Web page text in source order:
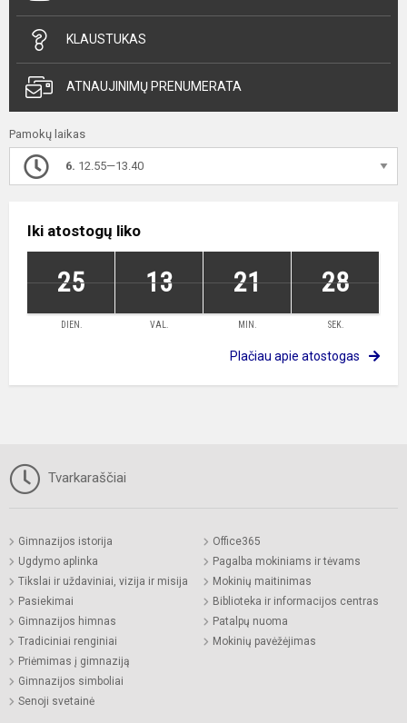
KLAUSTUKAS
ATNAUJINIMŲ PRENUMERATA
Pamokų laikas
6. 12.55—13.40
Iki atostogų liko
25 13 21 28
DIEN. VAL. MIN. SEK.
Plačiau apie atostogas
Tvarkaraščiai
Gimnazijos istorija
Ugdymo aplinka
Tikslai ir uždaviniai, vizija ir misija
Pasiekimai
Gimnazijos himnas
Tradiciniai renginiai
Priėmimas į gimnaziją
Gimnazijos simboliai
Senoji svetainė
Office365
Pagalba mokiniams ir tėvams
Mokinių maitinimas
Biblioteka ir informacijos centras
Patalpų nuoma
Mokinių pavėžėjimas